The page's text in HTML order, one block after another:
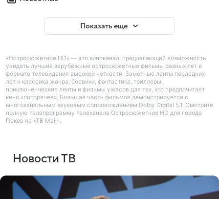
Показать еще
«Остросюжетное HD» — это киноканал, предлагающий возможность
увидеть лучшие зарубежные остросюжетные фильмы разных лет в
формате телевидения высокой четкости. Заметные ленты последних
лет и классика жанра: боевики, фантастика, триллеры,
приключенческие ленты и фильмы ужасов для тех, кто предпочитает
кино «погорячее». Большая часть фильмов демонстрируется с
многоканальным звуковым сопровождением Dolby Digital 5.1. Смотрите
полную телепрограмму телеканала Остросюжетное HD для города
Псков на «ТВ Mail».
Новости ТВ